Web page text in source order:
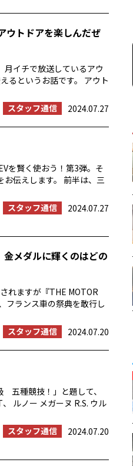
ウトドアを楽しんだぜ
月イチで放送しているアウ
るというお話です。 アウト
スタッフ通信
2024.07.27
を賢く使おう！第3弾。そ
伝えします。 前半は、三
スタッフ通信
2024.07.27
金メダルに輝くのはどの
れますが『THE MOTOR
フランス車の祭典を敢行し
スタッフ通信
2024.07.20
五種競技！」と題して、
ルノー メガーヌ R.S. ウル
スタッフ通信
2024.07.20